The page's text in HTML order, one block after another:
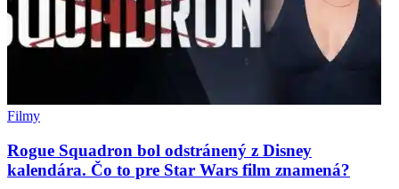
Filmy
Rogue Squadron bol odstránený z Disney
kalendára. Čo to pre Star Wars film znamená?